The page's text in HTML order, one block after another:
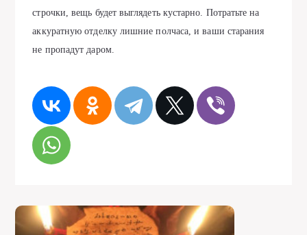
строчки, вещь будет выглядеть кустарно. Потратьте на
аккуратную отделку лишние полчаса, и ваши старания
не пропадут даром.